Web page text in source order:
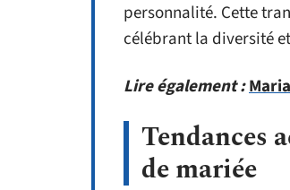
personnalité. Cette
célébrant la diversité
Lire également :
Tendances
de mariée